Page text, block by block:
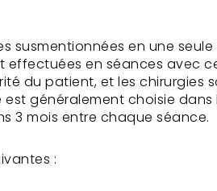
susmentionnées en une
effectuées en séances avec
du patient, et les chirurgies
généralement choisie
3 mois entre chaque séance.
: